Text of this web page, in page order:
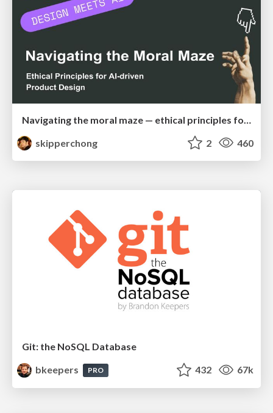
skipperchong
2 460
Git: the NoSQL Database
bkeepers
PRO 432 67k